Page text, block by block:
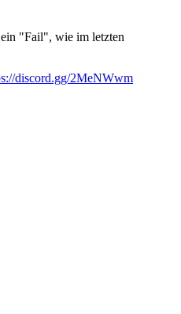
"Fail", wie im letzten
discord.gg/2MeNWwm